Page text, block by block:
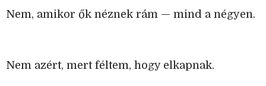
Nem, amikor ők néznek rám — mind a négyen.
Nem azért, mert féltem, hogy elkapnak.